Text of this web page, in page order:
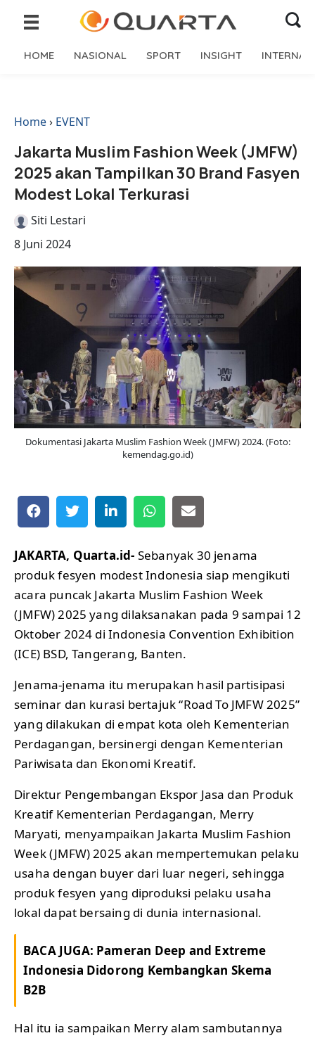
HOME NASIONAL SPORT INSIGHT
Home› EVENT
Jakarta Muslim Fashion Week (JMFW)
2025 akan Tampilkan 30 Brand Fasyen
Modest Lokal Terkurasi
Siti Lestari
8 Juni 2024
Dokumentasi Jakarta Muslim Fashion Week (JMFW) 2024. (Foto:
kemendag.go.id)
JAKARTA, Quarta.id- Sebanyak 30 jenama
produk fesyen modest Indonesia siap mengikuti
acara puncak Jakarta Muslim Fashion Week
(JMFW) 2025 yang dilaksanakan pada 9 sampai 12
Oktober 2024 di Indonesia Convention Exhibition
(ICE) BSD, Tangerang, Banten.
Jenama-jenama itu merupakan hasil partisipasi
seminar dan kurasi bertajuk “Road To JMFW 2025”
yang dilakukan di empat kota oleh Kementerian
Perdagangan, bersinergi dengan Kementerian
Pariwisata dan Ekonomi Kreatif.
Direktur Pengembangan Ekspor Jasa dan Produk
Kreatif Kementerian Perdagangan, Merry
Maryati, menyampaikan Jakarta Muslim Fashion
Week (JMFW) 2025 akan mempertemukan pelaku
usaha dengan buyer dari luar negeri, sehingga
produk fesyen yang diproduksi pelaku usaha
lokal dapat bersaing di dunia internasional.
BACA JUGA: Pameran Deep and Extreme
Indonesia Didorong Kembangkan Skema
B2B
Hal itu ia sampaikan Merry alam sambutannya